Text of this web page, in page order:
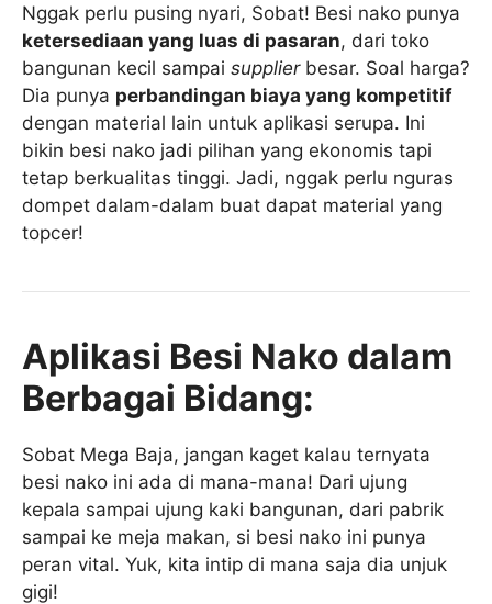
Nggak perlu pusing nyari, Sobat! Besi nako punya
ketersediaan yang luas di pasaran, dari toko
bangunan kecil sampai supplierbesar. Soal harga?
Dia punya perbandingan biaya yang kompetitif
dengan material lain untuk aplikasi serupa. Ini
bikin besi nako jadi pilihan yang ekonomis tapi
tetap berkualitas tinggi. Jadi, nggak perlu nguras
dompet dalam-dalam buat dapat material yang
topcer!
Aplikasi Besi Nako dalam
Berbagai Bidang:
Sobat Mega Baja, jangan kaget kalau ternyata
besi nako ini ada di mana-mana! Dari ujung
kepala sampai ujung kaki bangunan, dari pabrik
sampai ke meja makan, si besi nako ini punya
peran vital. Yuk, kita intip di mana saja dia unjuk
gigi!